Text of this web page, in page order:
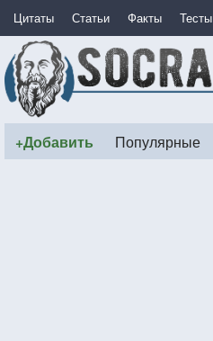
Цитаты Статьи Факты Тесты
+Добавить Популярные